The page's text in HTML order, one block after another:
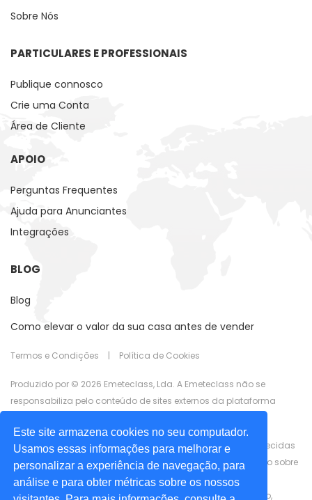
Este site armazena cookies no seu computador.
Usamos essas informações para melhorar e
personalizar a experiência de navegação, para
análise e para obter métricas sobre os nossos
Sobre Nós
PARTICULARES E PROFESSIONAIS
Publique connosco
Crie uma Conta
Área de Cliente
APOIO
Perguntas Frequentes
Ajuda para Anunciantes
Integrações
BLOG
Blog
Como elevar o valor da sua casa antes de vender
Termos e Condições | Política de Cookies
Produzido por © 2026 Emeteclass, Lda. A Emeteclass não se
responsabiliza pelo conteúdo de sites externos da plataforma
As informações que aparecem em UrbaMarkt.com são fornecidas
por anunciantes externos. A UrbaMarkt.com não tem controlo sobre
o conteúdo disponiblizado, nem garante a precisão das
informações apresentadas, em nenhum dos formatos (texto,